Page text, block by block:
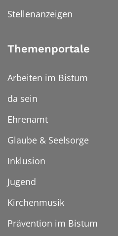
Stellenanzeigen
Themenportale
Arbeiten im Bistum
da sein
Ehrenamt
Glaube & Seelsorge
Inklusion
Jugend
Kirchenmusik
Prävention im Bistum